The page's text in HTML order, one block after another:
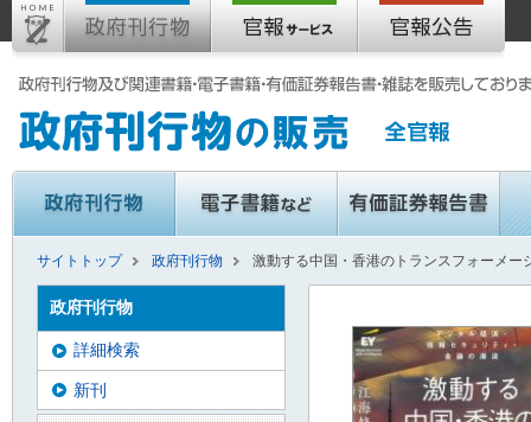
サイトトップ 政府刊行物 激動する中国・香港のトランスフォーメー
政府刊行物
詳細検索
新刊